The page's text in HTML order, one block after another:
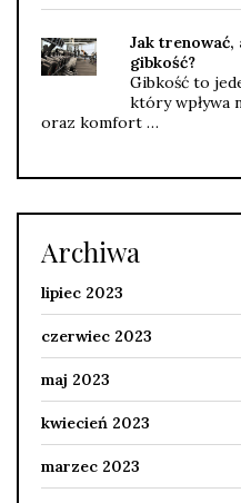
Jak trenować,
gibkość?
Gibkość to
który wpływa
oraz komfort …
Archiwa
lipiec 2023
czerwiec 2023
maj 2023
kwiecień 2023
marzec 2023